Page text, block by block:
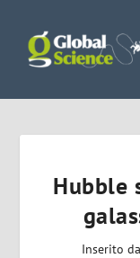
Hubble
Inserito da